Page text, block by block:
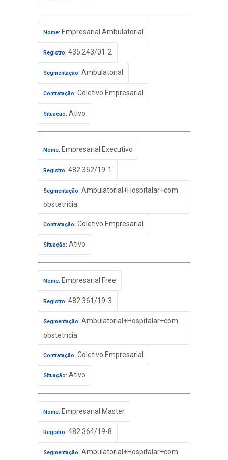
Nome: Empresarial Ambulatorial
Registro: 435.243/01-2
Segmentação: Ambulatorial
Contratação: Coletivo Empresarial
Situação: Ativo
Nome: Empresarial Executivo
Registro: 482.362/19-1
Segmentação: Ambulatorial+Hospitalar+com
obstetrícia
Contratação: Coletivo Empresarial
Situação: Ativo
Nome: Empresarial Free
Registro: 482.361/19-3
Segmentação: Ambulatorial+Hospitalar+com
obstetrícia
Contratação: Coletivo Empresarial
Situação: Ativo
Nome: Empresarial Master
Registro: 482.364/19-8
Segmentação: Ambulatorial+Hospitalar+com